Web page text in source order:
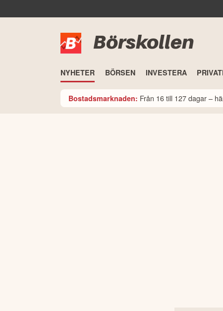
Börskollen
NYHETER BÖRSEN INVESTERA
Bostadsmarknaden: Från 16 till 127 dagar –